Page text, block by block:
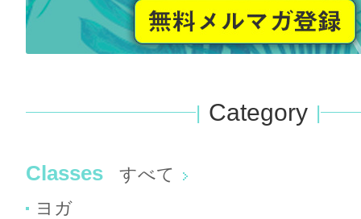
Category
Classes
すべて
ヨガ